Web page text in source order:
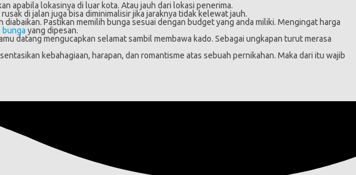
apabila lokasinya di luar kota. Atau jauh dari lokasi penerima.
di jalan juga bisa diminimalisir jika jaraknya tidak kelewat jauh.
Pastikan memilih bunga sesuai dengan budget yang anda miliki. Mengingat harga
bunga yang dipesan.
datang mengucapkan selamat sambil membawa kado. Sebagai ungkapan turut merasa
kebahagiaan, harapan, dan romantisme atas sebuah pernikahan. Maka dari itu wajib